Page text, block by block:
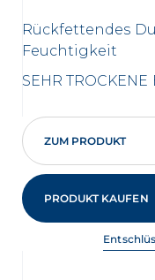
Rückfettendes
Feuchtigkeit
SEHR TROCKENE
ZUM PRODUKT
PRODUKT KAUFEN